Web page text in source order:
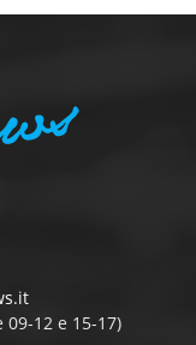
09-12 e 15-17)